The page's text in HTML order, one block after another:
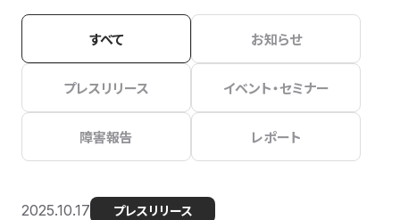
すべて お知らせ
プレスリリース イベント・セミナー
障害報告 レポート
2025.10.17 プレスリリース